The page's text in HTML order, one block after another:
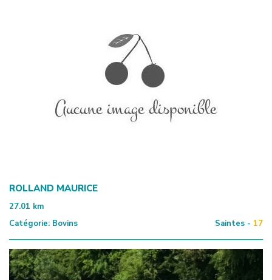
ROLLAND MAURICE
27.01 km
Catégorie: Bovins Saintes - 17